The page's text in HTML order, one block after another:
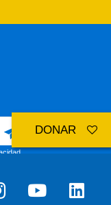
DONAR